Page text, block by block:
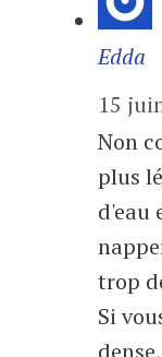
Edda
15
Non
plus
d'eau
trop
Si